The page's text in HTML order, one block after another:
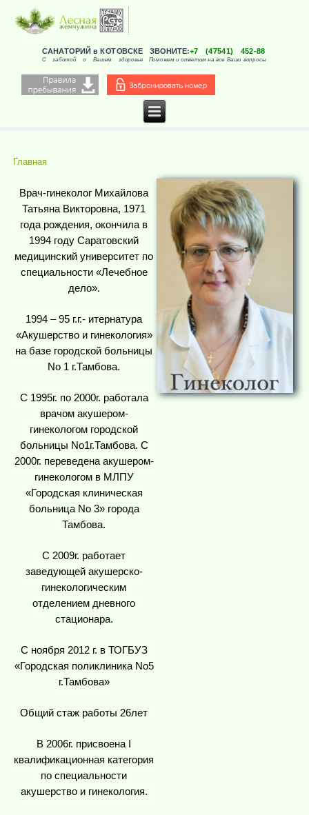
САНАТОРИЙ в КОТОВСКЕ
С заботой о Вашем здоровье
ЗВОНИТЕ:+7 (47541) 452-88
Поможем и ответим на все Ваши вопросы
Вы здесь
Главная
Врач-гинеколог Михайлова
Татьяна Викторовна, 1971
года рождения, окончила в
1994 году Саратовский
медицинский университет по
специальности «Лечебное
дело».
1994 – 95 г.г.- итернатура
«Акушерство и гинекология»
на базе городской больницы
No 1 г.Тамбова.
С 1995г. по 2000г. работала
врачом акушером-
гинекологом городской
больницы No1г.Тамбова. С
2000г. переведена акушером-
гинекологом в МЛПУ
«Городская клиническая
больница No 3» города
Тамбова.
С 2009г. работает
заведующей акушерско-
гинекологическим
отделением дневного
стационара.
С ноября 2012 г. в ТОГБУЗ
«Городская поликлиника No5
г.Тамбова»
Общий стаж работы 26лет
В 2006г. присвоена I
квалификационная категория
по специальности
акушерство и гинекология.